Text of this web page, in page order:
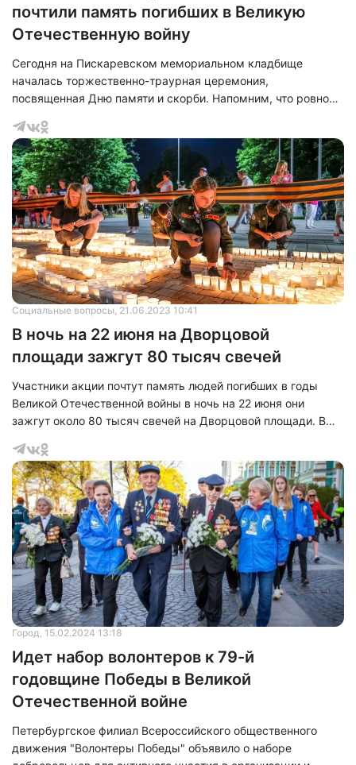
почтили память погибших в Великую
Отечественную войну
Сегодня на Пискаревском мемориальном кладбище
началась торжественно-траурная церемония,
посвященная Дню памяти и скорби. Напомним, что ровно
война.
Социальные вопросы, 21.06.2023 10:41
В ночь на 22 июня на Дворцовой
площади зажгут 80 тысяч свечей
Участники акции почтут память людей погибших в годы
Великой Отечественной войны в ночь на 22 июня они
зажгут около 80 тысяч свечей на Дворцовой площади. В
мемориал «Разорванное кольцо». Дополнительно
участники запечатлеют знаменитую «полуторку» и дубовые
листья, которые характеризуют как символ вечности.
Город, 15.02.2024 13:18
Идет набор волонтеров к 79-й
годовщине Победы в Великой
Отечественной войне
Петербургское филиал Всероссийского общественного
движения "Волонтеры Победы" объявило о наборе